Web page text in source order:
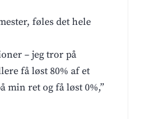
føles det hele
– jeg tror på
få løst 80% af et
min ret og få løst 0%,”